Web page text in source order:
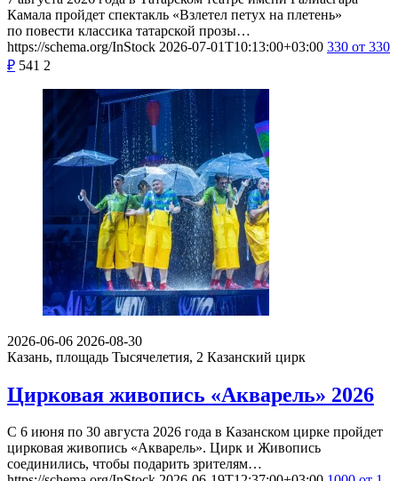
Камала пройдет спектакль «Взлетел петух на плетень»
по повести классика татарской прозы…
https://schema.org/InStock 2026-07-01T10:13:00+03:00 330 от 330
₽ 541 2
2026-06-06 2026-08-30
Казань, площадь Тысячелетия, 2 Казанский цирк
Цирковая живопись «Акварель» 2026
С 6 июня по 30 августа 2026 года в Казанском цирке пройдет
цирковая живопись «Акварель». Цирк и Живопись
соединились, чтобы подарить зрителям…